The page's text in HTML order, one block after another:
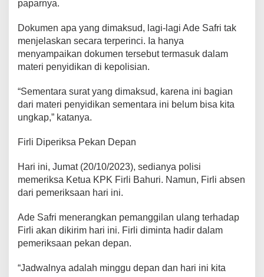
paparnya.
Dokumen apa yang dimaksud, lagi-lagi Ade Safri tak
menjelaskan secara terperinci. Ia hanya
menyampaikan dokumen tersebut termasuk dalam
materi penyidikan di kepolisian.
“Sementara surat yang dimaksud, karena ini bagian
dari materi penyidikan sementara ini belum bisa kita
ungkap,” katanya.
Firli Diperiksa Pekan Depan
Hari ini, Jumat (20/10/2023), sedianya polisi
memeriksa Ketua KPK Firli Bahuri. Namun, Firli absen
dari pemeriksaan hari ini.
Ade Safri menerangkan pemanggilan ulang terhadap
Firli akan dikirim hari ini. Firli diminta hadir dalam
pemeriksaan pekan depan.
“Jadwalnya adalah minggu depan dan hari ini kita